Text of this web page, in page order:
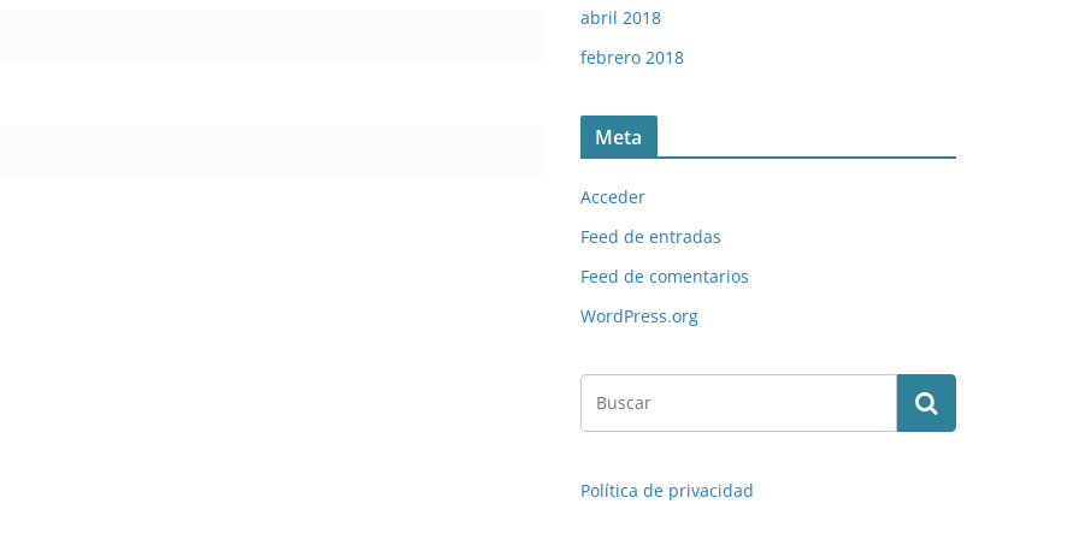
abril 2018
febrero 2018
Meta
Acceder
Feed de entradas
Feed de comentarios
WordPress.org
Política de privacidad